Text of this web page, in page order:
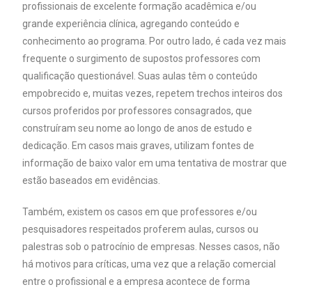
profissionais de excelente formação acadêmica e/ou
grande experiência clínica, agregando conteúdo e
conhecimento ao programa. Por outro lado, é cada vez mais
frequente o surgimento de supostos professores com
qualificação questionável. Suas aulas têm o conteúdo
empobrecido e, muitas vezes, repetem trechos inteiros dos
cursos proferidos por professores consagrados, que
construíram seu nome ao longo de anos de estudo e
dedicação. Em casos mais graves, utilizam fontes de
informação de baixo valor em uma tentativa de mostrar que
estão baseados em evidências.
Também, existem os casos em que professores e/ou
pesquisadores respeitados proferem aulas, cursos ou
palestras sob o patrocínio de empresas. Nesses casos, não
há motivos para críticas, uma vez que a relação comercial
entre o profissional e a empresa acontece de forma